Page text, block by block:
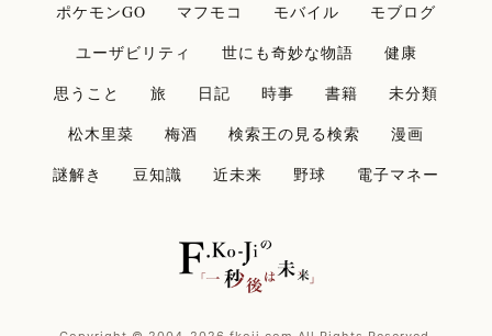
ポケモンGO
マフモコ モバイル
モブログ
ユーザビリティ
世にも奇妙な物語
健康
思うこと
旅 日記 時事 書籍
未分類
松木里菜
梅酒 検索王の見る検索
漫画
謎解き
豆知識 近未来 野球 電子マネー